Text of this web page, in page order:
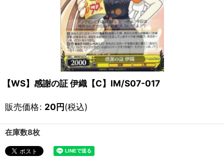
【WS】感謝の証 伊織【C】IM/S07-017
販売価格: 20円(税込)
在庫数8枚